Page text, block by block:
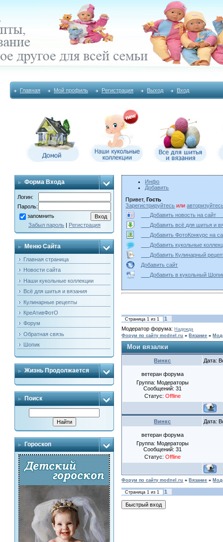
Главная Мой профиль Регистрация Выход Вход
Форма Входа
Логин:
Пароль:
запомнить
Забыл пароль| Регистрация
Меню Сайта
Главная страница
Новости сайта
Наши кукольные коллекции
Всё для шитья и вязания
Кулинарные рецепты
КреАтивФотО
Форум
Обратная связь
Шопик
Жизнь Продолжается
Поиск
Гороскоп
Инфо
Добавить
Привет,Гость
Зарегистрируйтесь или
Добавить новость на
Добавить всё для шитья и
Добавить ФотоКонкурс на
Добавить кукольные
Добавить Кулинарный
Добавить сайт
Добавить в кукольный
Страница1 из1
1
Модератор форума:Надежда
Форум по сайту modnel.ru » Вязание »
Мои вязалки
Винкс Дата:
ветеран форума
Группа: Модераторы
Сообщений: 31
Статус: Offline
Винкс Дата:
ветеран форума
Группа: Модераторы
Сообщений: 31
Статус: Offline
Форум по сайту modnel.ru » Вязание »
Страница1 из1 1